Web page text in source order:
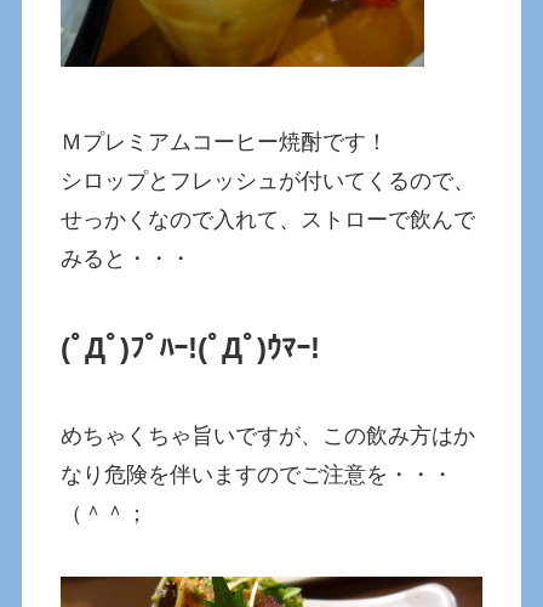
Ｍプレミアムコーヒー焼酎です！
シロップとフレッシュが付いてくるので、
せっかくなので入れて、ストローで飲んで
みると・・・
(ﾟДﾟ)ﾌﾟﾊｰ!(ﾟДﾟ)ｳﾏｰ!
めちゃくちゃ旨いですが、この飲み方はか
なり危険を伴いますのでご注意を・・・
（＾＾；